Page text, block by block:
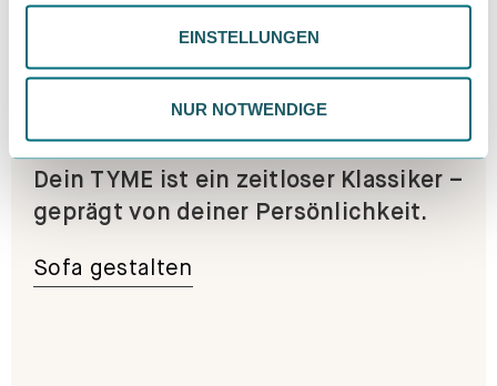
deiner Präferenzen. Du kannst deine Wahl jederzeit
ändern. Weitere Informationen findest du in unserer
Datenschutzrichtlinie.
EINSTELLUNGEN
NUR NOTWENDIGE
Dein TYME ist ein zeitloser Klassiker –
geprägt von deiner Persönlichkeit.
Sofa gestalten